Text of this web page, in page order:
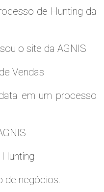
de Hunting da
o site da AGNIS
Vendas
em um processo
de negócios.